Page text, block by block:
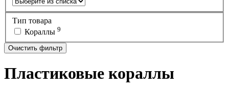
Тип товара
Кораллы 9
Очистить фильтр
Пластиковые кораллы